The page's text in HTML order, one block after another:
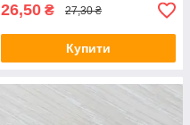
26,50 ₴ 27,30 ₴
Купити